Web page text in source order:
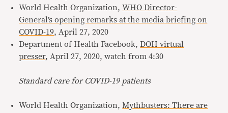
World Health Organization,WHO Director-
General’s opening remarks at the media briefing on
COVID-19, April 27, 2020
Department of Health Facebook,DOH virtual
presser, April 27, 2020, watch from 4:30
Standard care for COVID-19 patients
World Health Organization, Mythbusters: There are